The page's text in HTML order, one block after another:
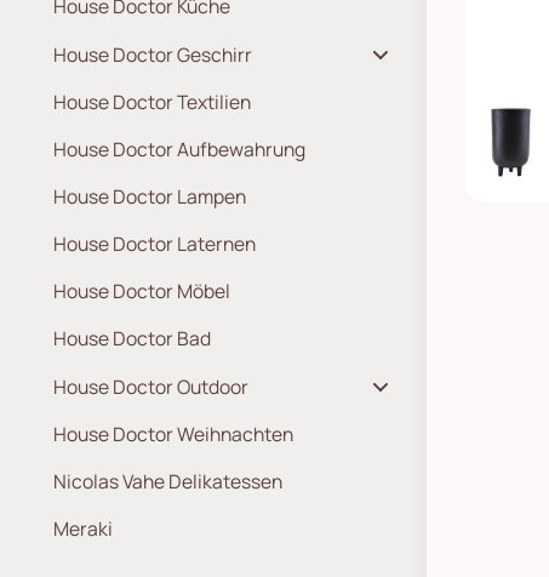
House Doctor Küche
House Doctor Geschirr
House Doctor Textilien
House Doctor Aufbewahrung
House Doctor Lampen
House Doctor Laternen
House Doctor Möbel
House Doctor Bad
House Doctor Outdoor
House Doctor Weihnachten
Nicolas Vahe Delikatessen
Meraki